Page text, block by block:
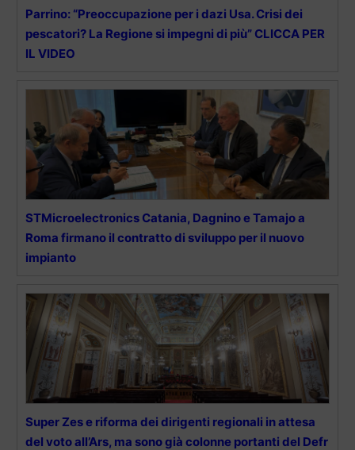
Parrino: “Preoccupazione per i dazi Usa. Crisi dei
pescatori? La Regione si impegni di più” CLICCA PER
IL VIDEO
STMicroelectronics Catania, Dagnino e Tamajo a
Roma firmano il contratto di sviluppo per il nuovo
impianto
Super Zes e riforma dei dirigenti regionali in attesa
del voto all’Ars, ma sono già colonne portanti del Defr